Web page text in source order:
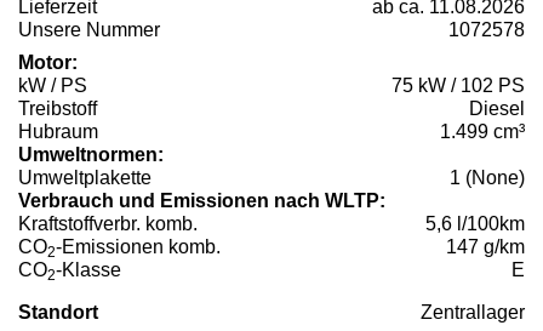
Lieferzeit
ab ca. 11.08.2026
Unsere Nummer
1072578
Motor:
kW / PS
75 kW / 102 PS
Treibstoff
Diesel
Hubraum
1.499 cm³
Umweltnormen:
Umweltplakette
1 (None)
Verbrauch und Emissionen nach WLTP:
Kraftstoffverbr. komb.
5,6 l/100km
CO2-Emissionen komb.
147 g/km
CO2-Klasse E
Standort Zentrallager